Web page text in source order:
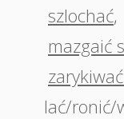
szlochać,
mazgaić
lać/ronić/